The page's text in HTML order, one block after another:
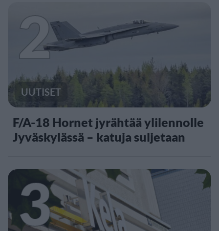
2
UUTISET
F/A-18 Hornet jyrähtää ylilennolle
Jyväskylässä – katuja suljetaan
3